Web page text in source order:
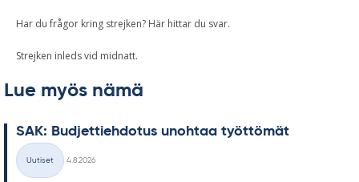
Har du frågor kring strejken? Här hittar du svar.
Strejken inleds vid midnatt.
Lue myös nämä
SAK: Bud­jet­tieh­do­tus unoh­taa työt­tö­mät
Kategoriat
Uutiset
4.8.2026